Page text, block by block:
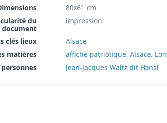
80x61 cm
du
document
impression
clés lieux
Alsace
matières
affiche patriotique, Alsace,
Jean-Jacques Waltz dit Hansi